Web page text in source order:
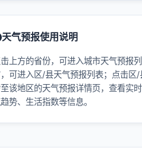
天气预报使用说明
击上方的省份，可进入城市天气预报
可进入区/县天气预报列表；点击区/
该地区的天气预报详情页，查看实
势、生活指数等信息。